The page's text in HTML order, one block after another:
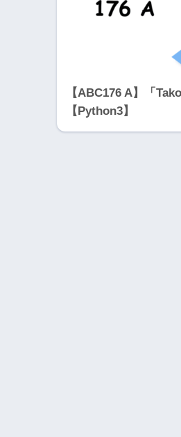
【ABC176 A】「
【Python3】